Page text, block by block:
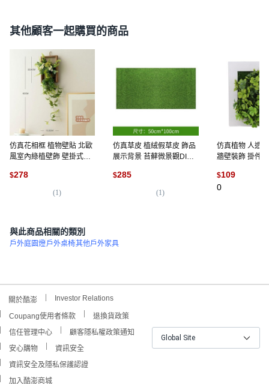
其他顧客一起購買的商品
仿真花相框 植物壁貼 北歐
風室內綠植壁飾 壁掛式假
1份, 鐵線蓮壁掛
$278
(1)
仿真草皮 植絨假草皮 飾品
展示背景 苔蘚微景觀DIY
$285
(1)
仿真植物 人造
牆壁裝飾 掛件
$109
0
與此商品相關的類別
戶外庭園燈戶外桌椅其他戶外家具
關於酷澎 Investor Relations
Coupang使用者條款
退換貨政策
信任管理中心
顧客隱私權政策通知
安心購物
資訊安全
資訊安全及隱私保護認證
加入酷澎商城
Global Site